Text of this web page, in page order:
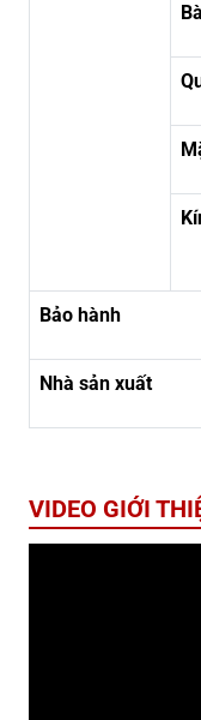
Bảo hành
Nhà sản xuất
VIDEO GIỚI